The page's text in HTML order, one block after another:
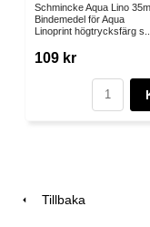
Schmincke Aqua Lino
Bindemedel för Aqua
Linoprint högtrycksfärg s...
109 kr
Tillbaka